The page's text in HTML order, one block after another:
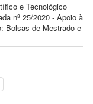
e Tecnológico
nº 25/2020 - Apoio à
Bolsas de Mestrado e